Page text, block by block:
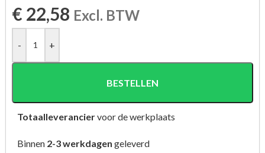
€ 22,58 Excl. BTW
- +
BESTELLEN
Totaalleveranciervoor de werkplaats
Binnen 2-3 werkdagen geleverd